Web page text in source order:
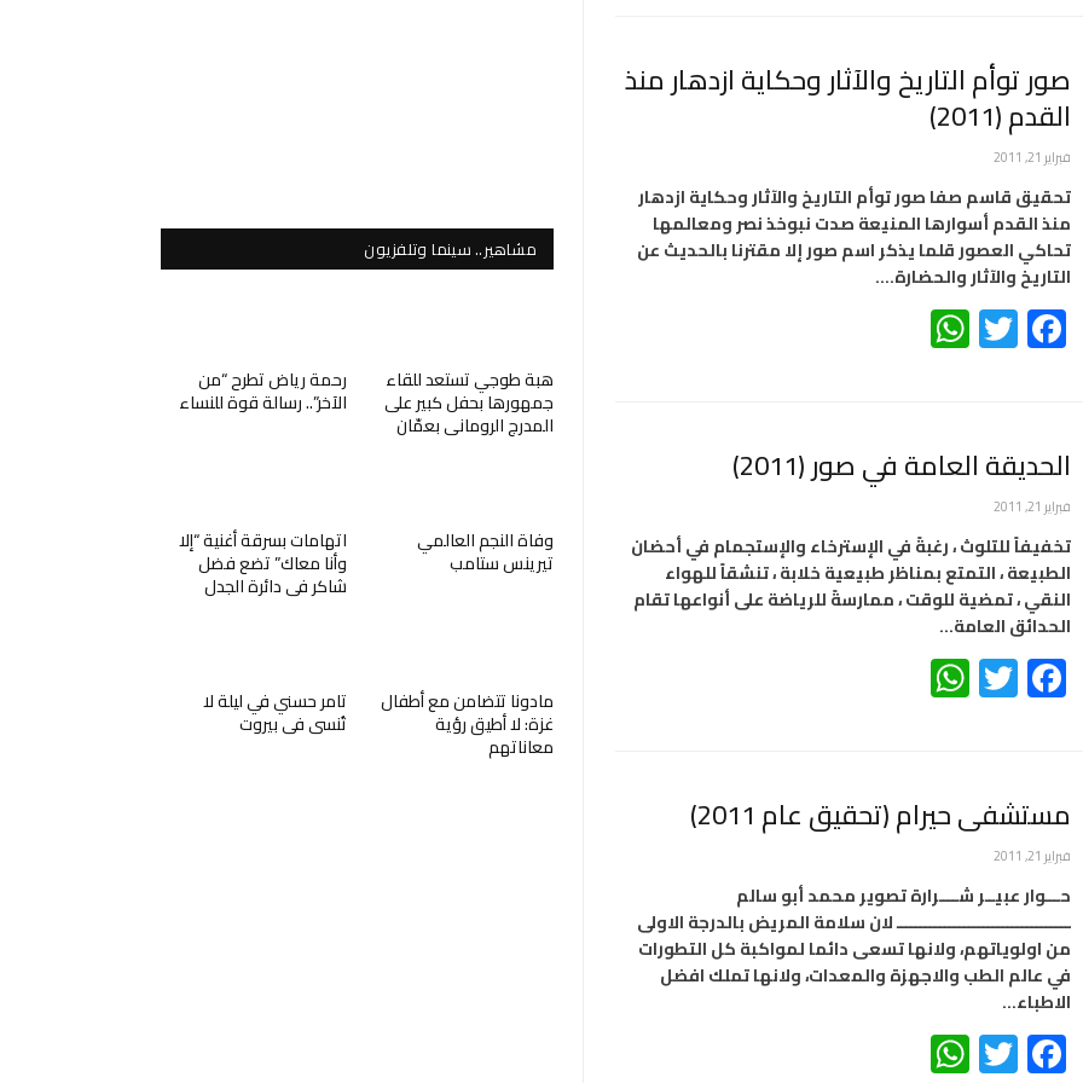
صور توأم التاريخ والآثار وحكاية ازدهار منذ
القدم (2011)
فبراير 21, 2011
تحقيق قاسم صفا صور توأم التاريخ والآثار وحكاية ازدهار
منذ القدم أسوارها المنيعة صدت نبوخذ نصر ومعالمها
تحاكي العصور قلما يذكر اسم صور إلا مقترنا بالحديث عن
التاريخ والآثار والحضارة.…
Facebook
Twitter
الحديقة العامة في صور (2011)
فبراير 21, 2011
تخفيفاً للتلوث ، رغبةً في الإسترخاء والإستجمام في أحضان
الطبيعة ، التمتع بمناظر طبيعية خلابة ، تنشقاً للهواء
النقي ، تمضية للوقت ، ممارسةً للرياضة على أنواعها تقام
الحدائق العامة…
Facebook
Twitter
مستشفى حيرام (تحقيق عام 2011)
فبراير 21, 2011
حـــوار عبيــر شــــرارة تصوير محمد أبو سالم
ــــــــــــــــــــــــــــــــــــ لان سلامة المريض بالدرجة الاولى
من اولوياتهم، ولانها تسعى دائما لمواكبة كل التطورات
في عالم الطب والاجهزة والمعدات، ولانها تملك افضل
الاطباء…
Facebook
Twitter
مشاهير.. سينما وتلفزيون
هبة طوجي تستعد للقاء
جمهورها بحفل كبير على
المدرج الروماني بعمّان
رحمة رياض تطرح “من
الآخر”.. رسالة قوة للنساء
وفاة النجم العالمي
تيرينس ستامب
اتهامات بسرقة أغنية “إلا
وأنا معاك” تضع فضل
شاكر في دائرة الجدل
مادونا تتضامن مع أطفال
غزة: لا أطيق رؤية
معاناتهم
تامر حسني في ليلة لا
تُنسى في بيروت